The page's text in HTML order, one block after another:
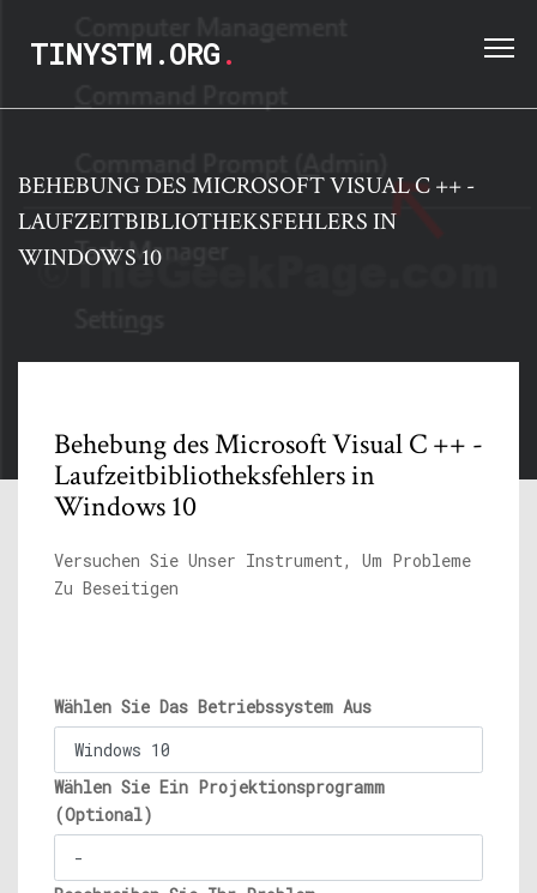
TINYSTM.ORG.
BEHEBUNG DES MICROSOFT VISUAL C ++ -
LAUFZEITBIBLIOTHEKSFEHLERS IN
WINDOWS 10
Behebung des Microsoft Visual C ++ -
Laufzeitbibliotheksfehlers in
Windows 10
Versuchen Sie Unser Instrument, Um Probleme
Zu Beseitigen
Wählen Sie Das Betriebssystem Aus
Wählen Sie Ein Projektionsprogramm
(Optional)